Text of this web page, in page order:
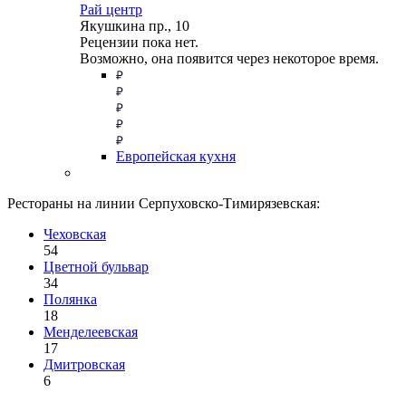
Рай центр
Якушкина пр., 10
Рецензии пока нет.
Возможно, она появится через некоторое время.
Европейская кухня
Рестораны на линии Серпуховско-Тимирязевская:
Чеховская
54
Цветной бульвар
34
Полянка
18
Менделеевская
17
Дмитровская
6